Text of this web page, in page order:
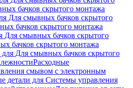
бачков скрытого монтажа
Для смывных бачков скрытого
бачков скрытого монтажа
Для смывных бачков скрытого
бачков скрытого монтажа
для Для смывных бачков скрытого
Расходные
смывом с электронным
детали для Системы управления